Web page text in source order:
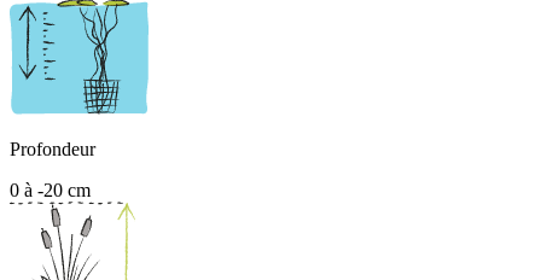
Profondeur
0 à -20 cm